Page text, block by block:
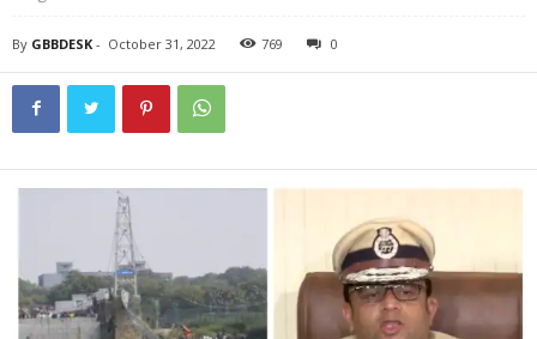
By GBBDESK - October 31, 2022 769 0